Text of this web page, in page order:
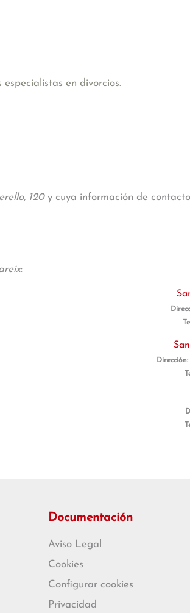
en divorcios.
120y cuya información de
:
Dirección:
Documentación
Aviso Legal
Cookies
Configurar cookies
Privacidad